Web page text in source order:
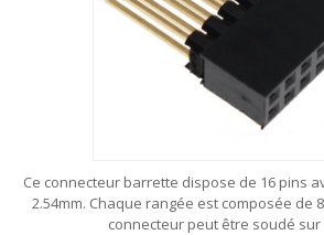
Ce connecteur barrette dispose de 16 pins
2.54mm. Chaque rangée est composée de
connecteur peut être soudé sur